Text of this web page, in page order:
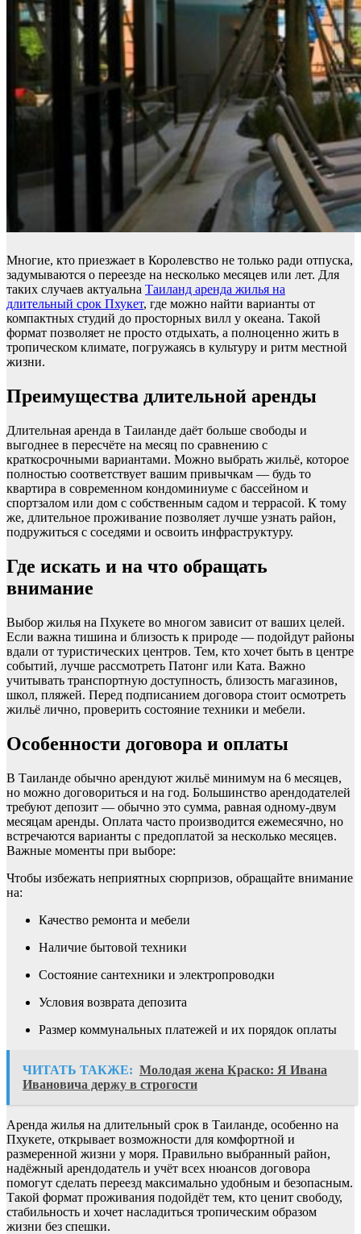
Многие, кто приезжает в Королевство не только ради отпуска,
задумываются о переезде на несколько месяцев или лет. Для
таких случаев актуальна Таиланд аренда жилья на
длительный срок Пхукет, где можно найти варианты от
компактных студий до просторных вилл у океана. Такой
формат позволяет не просто отдыхать, а полноценно жить в
тропическом климате, погружаясь в культуру и ритм местной
жизни.
Преимущества длительной аренды
Длительная аренда в Таиланде даёт больше свободы и
выгоднее в пересчёте на месяц по сравнению с
краткосрочными вариантами. Можно выбрать жильё, которое
полностью соответствует вашим привычкам — будь то
квартира в современном кондоминиуме с бассейном и
спортзалом или дом с собственным садом и террасой. К тому
же, длительное проживание позволяет лучше узнать район,
подружиться с соседями и освоить инфраструктуру.
Где искать и на что обращать
внимание
Выбор жилья на Пхукете во многом зависит от ваших целей.
Если важна тишина и близость к природе — подойдут районы
вдали от туристических центров. Тем, кто хочет быть в центре
событий, лучше рассмотреть Патонг или Ката. Важно
учитывать транспортную доступность, близость магазинов,
школ, пляжей. Перед подписанием договора стоит осмотреть
жильё лично, проверить состояние техники и мебели.
Особенности договора и оплаты
В Таиланде обычно арендуют жильё минимум на 6 месяцев,
но можно договориться и на год. Большинство арендодателей
требуют депозит — обычно это сумма, равная одному-двум
месяцам аренды. Оплата часто производится ежемесячно, но
встречаются варианты с предоплатой за несколько месяцев.
Важные моменты при выборе:
Чтобы избежать неприятных сюрпризов, обращайте внимание
на:
Качество ремонта и мебели
Наличие бытовой техники
Состояние сантехники и электропроводки
Условия возврата депозита
Размер коммунальных платежей и их порядок оплаты
ЧИТАТЬ ТАКЖЕ: Молодая жена Краско: Я Ивана
Ивановича держу в строгости
Аренда жилья на длительный срок в Таиланде, особенно на
Пхукете, открывает возможности для комфортной и
размеренной жизни у моря. Правильно выбранный район,
надёжный арендодатель и учёт всех нюансов договора
помогут сделать переезд максимально удобным и безопасным.
Такой формат проживания подойдёт тем, кто ценит свободу,
стабильность и хочет насладиться тропическим образом
жизни без спешки.